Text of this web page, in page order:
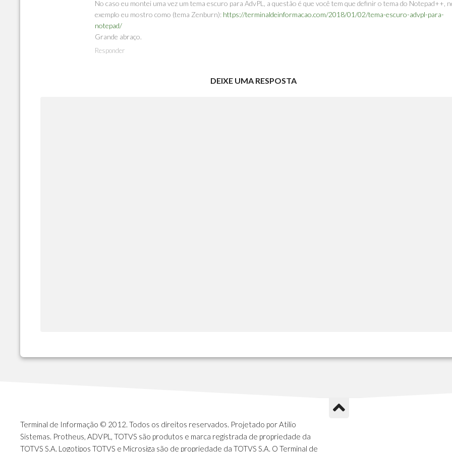
No caso eu montei uma vez um tema escuro para AdvPL, a questão é que você tem que definir o tema do Notepad++,
exemplo eu mostro como (tema Zenburn): https://terminaldeinformacao.com/2018/01/02/tema-escuro-advpl-para-
notepad/
Grande abraço.
Responder
DEIXE UMA RESPOSTA
Terminal de Informação © 2012. Todos os direitos reservados. Projetado por Atilio
Sistemas. Protheus, ADVPL, TOTVS são produtos e marca registrada de propriedade da
TOTVS S.A. Logotipos TOTVS e Microsiga são de propriedade da TOTVS S.A. O Terminal de